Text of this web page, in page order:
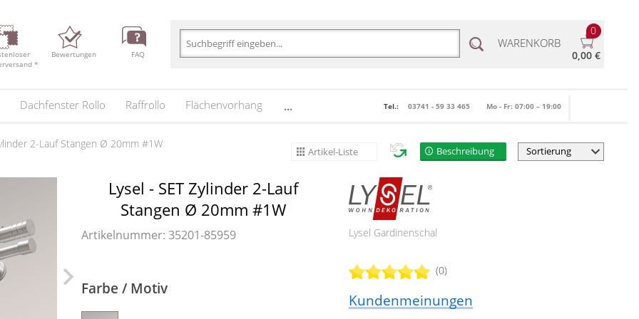
*
Bewertungen FAQ
0
WARENKORB
0,00 €
Dachfenster Rollo Raffrollo Flächenvorhang ... Tel.: 03741 - 59 33 465 Mo - Fr: 07:00 – 19:00
2-Lauf Stangen Ø 20mm #1W
Artikel-Liste Beschreibung
Lysel - SET Zylinder 2-Lauf
Stangen Ø 20mm #1W
Artikelnummer: 35201-85959
Farbe / Motiv
Lysel Gardinenschal
(0)
Kundenmeinungen